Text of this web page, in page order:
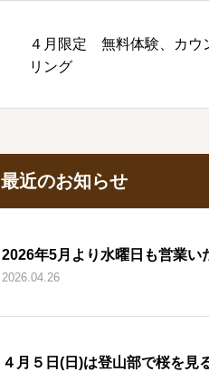
４月限定 無料体験、カウ
リング
最近のお知らせ
2026年5月より水曜日も営業い
2026.04.26
４月５日(日)は登山部で桜を見